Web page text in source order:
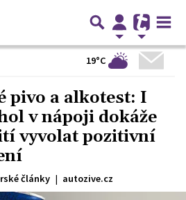
19°C
pivo a alkotest: I
v nápoji dokáže
vyvolat pozitivní
články | autozive.cz